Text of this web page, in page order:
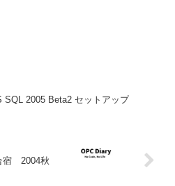
SQL 2005 Beta2 セットアップ
宿 2004秋